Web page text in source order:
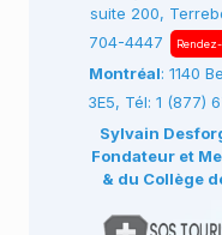
suite 200,
704-4447
Montréal: 1140
3E5, Tél: 1 (877)
Sylvain
Fondateur et
& du Collège